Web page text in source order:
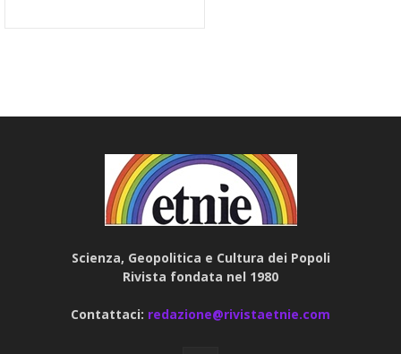
Scienza, Geopolitica e Cultura dei Popoli
Rivista fondata nel 1980
Contattaci: redazione@rivistaetnie.com